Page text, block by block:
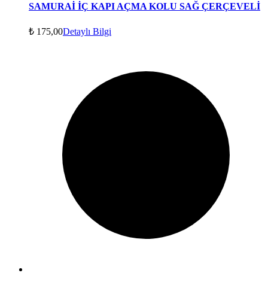
SAMURAİ İÇ KAPI AÇMA KOLU SAĞ ÇERÇEVELİ
₺ 175,00Detaylı Bilgi